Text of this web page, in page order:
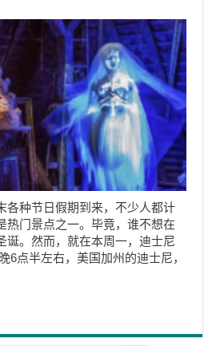
各种节日假期到来，不少人都计
热门景点之一。毕竟，谁不想在
诞。然而，就在本周一，迪士尼
6点半左右，美国加州的迪士尼，